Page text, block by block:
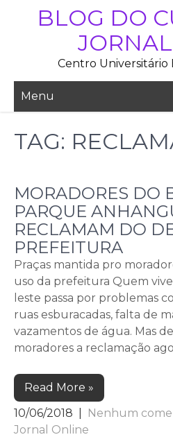
BLOG DO
Centro Universitário
Menu
TAG:
MORADORES DO
PARQUE
RECLAMAM DO
PREFEITURA
Praças mantida pro
uso da prefeitura Quem
leste passa por problemas
ruas esburacadas, falta de
vazamentos de água. Mas
moradores a reclamação
Read More »
10/06/2018
Nenhum
Jornal Online